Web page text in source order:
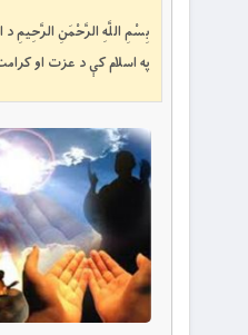
بِسْمِ اللَّهِ الرَّحْمَنِ الرَّحِيمِ
په اسلام کې د عزت او کرامت